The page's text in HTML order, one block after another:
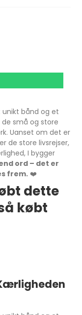
unikt bånd og et
små og store
Uanset om det er
de store livsrejser,
I bygger
ord – det er
frem. ❤️
dette
købt